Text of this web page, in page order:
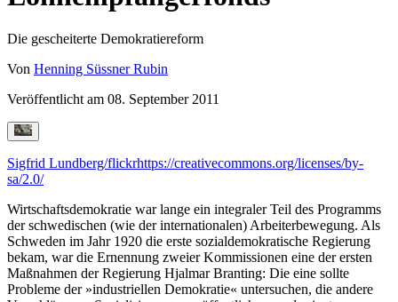
Die gescheiterte Demokratiereform
Von Henning Süssner Rubin
Veröffentlicht am 08. September 2011
Sigfrid Lundberg/flickrhttps://creativecommons.org/licenses/by-
sa/2.0/
Wirtschaftsdemokratie war lange ein integraler Teil des Programms
der schwedischen (wie der internationalen) Arbeiterbewegung. Als
Schweden im Jahr 1920 die erste sozialdemokratische Regierung
bekam, war die Ernennung zweier Kommissionen eine der ersten
Maßnahmen der Regierung Hjalmar Branting: Die eine sollte
Probleme der »industriellen Demokratie« untersuchen, die andere